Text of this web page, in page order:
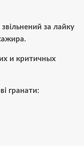
за лайку
и критичных
гранати: